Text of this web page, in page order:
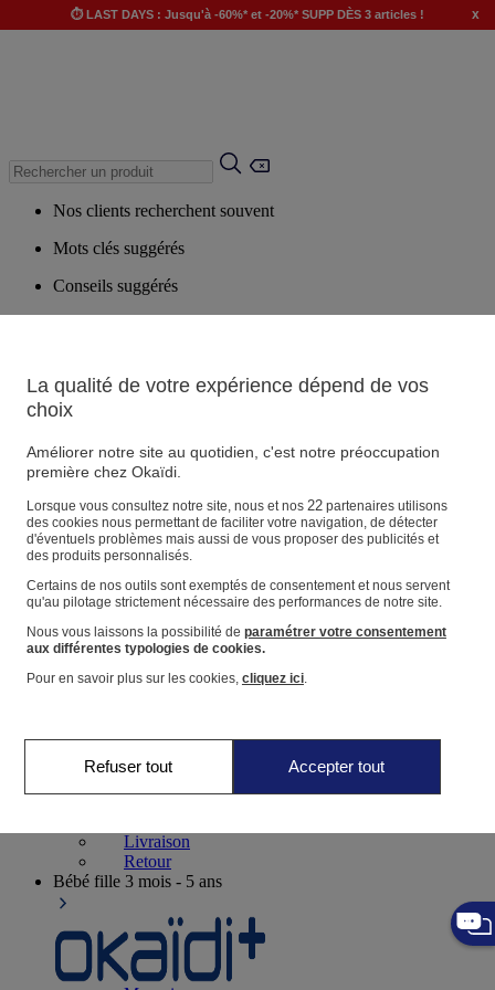
⏱️ LAST DAYS : Jusqu'à -60%* et -20%* SUPP DÈS 3 articles ! x
Nos clients recherchent souvent
Mots clés suggérés
Conseils suggérés
Vos informations personnelles
Suivre une commande
Panier
Favoris
Naissance0-12 mois
Livraison
Retour
Bébé fille 3 mois - 5 ans
La qualité de votre expérience dépend de vos
choix
Améliorer notre site au quotidien, c'est notre préoccupation
première chez Okaïdi.
Lorsque vous consultez notre site, nous et nos 22partenaires utilisons
des cookies nous permettant de faciliter votre navigation, de détecter
d'éventuels problèmes mais aussi de vous proposer des publicités et
des produits personnalisés.
Certains de nos outils sont exemptés de consentement et nous servent
qu'au pilotage strictement nécessaire des performances de notre site.
Nous vous laissons la possibilité de paramétrer votre consentement
aux différentes typologies de cookies.
Pour en savoir plus sur les cookies, cliquez ici.
Refuser tout Accepter tout